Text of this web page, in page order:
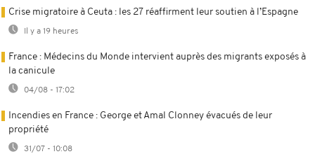
Crise migratoire à Ceuta : les 27 réaffirment leur soutien à l’Espagne
Il y a 19 heures
France : Médecins du Monde intervient auprès des migrants exposés à
la canicule
04/08 - 17:02
Incendies en France : George et Amal Clonney évacués de leur
propriété
31/07 - 10:08